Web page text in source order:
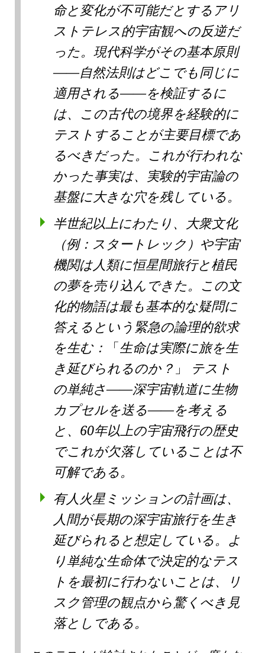
命と変化が不可能だとするアリ
ストテレス的宇宙観への反逆だ
った。現代科学がその基本原則
——自然法則はどこでも同じに
適用される——を検証するに
は、この古代の境界を経験的に
テストすることが主要目標であ
るべきだった。これが行われな
かった事実は、実験的宇宙論の
基盤に大きな穴を残している。
半世紀以上にわたり、大衆文化
（例：スタートレック）や宇宙
機関は人類に恒星間旅行と植民
の夢を売り込んできた。この文
化的物語は最も基本的な疑問に
答えるという緊急の論理的欲求
を生む：
生命は実際に旅を生
き延びられるのか？
テスト
の単純さ——深宇宙軌道に生物
カプセルを送る——を考える
と、60年以上の宇宙飛行の歴史
でこれが欠落していることは不
可解である。
有人火星ミッションの計画は、
人間が長期の深宇宙旅行を生き
延びられると想定している。よ
り単純な生命体で決定的なテス
トを最初に行わないことは、リ
スク管理の観点から驚くべき見
落としである。